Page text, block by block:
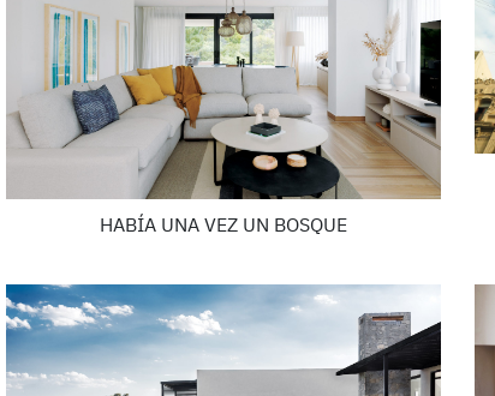
HABÍA UNA VEZ UN BOSQUE